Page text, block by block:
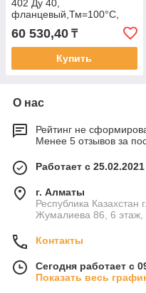
402 Ду 40,
фланцевый,Тм=100°С,
60 530,40 ₸
Купить
О нас
Рейтинг не
Менее 5 отзывов за
Работает с 25.02.2021
г. Алматы
Республика Казахстан
Жумалиева 86, 6
Контакты
Сегодня работает с
Показать весь